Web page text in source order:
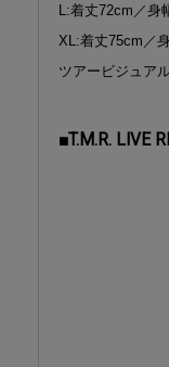
L:着丈72cm／身
XL:着丈75cm／
ツアービジュア
■T.M.R. LIVE